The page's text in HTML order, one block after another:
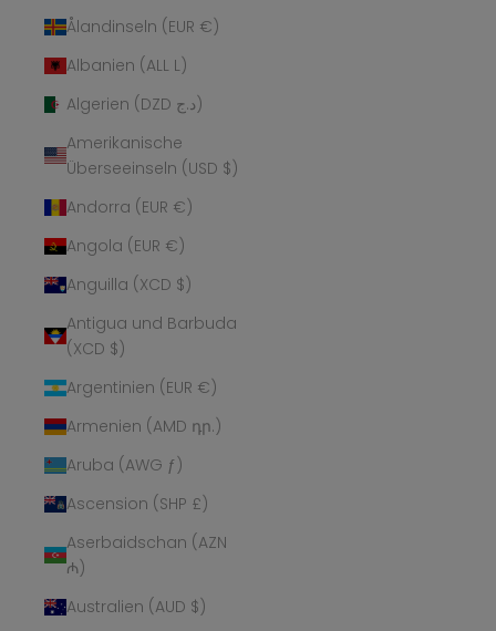
Ålandinseln (EUR €)
Albanien (ALL L)
Algerien (DZD د.ج)
Amerikanische
Überseeinseln (USD $)
Andorra (EUR €)
Angola (EUR €)
Anguilla (XCD $)
Antigua und Barbuda
(XCD $)
Argentinien (EUR €)
Armenien (AMD դր.)
Aruba (AWG ƒ)
Ascension (SHP £)
Aserbaidschan (AZN
₼)
Australien (AUD $)